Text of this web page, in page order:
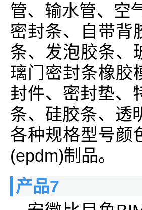
管、输水管、空
密封条、自带背
条、发泡胶条、
璃门密封条橡胶
封件、密封垫、
条、硅胶条、透
各种规格型号颜
(epdm)制品。
产品7